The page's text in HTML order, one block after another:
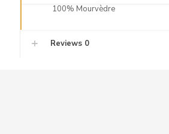
100% Mourvèdre
Reviews 0